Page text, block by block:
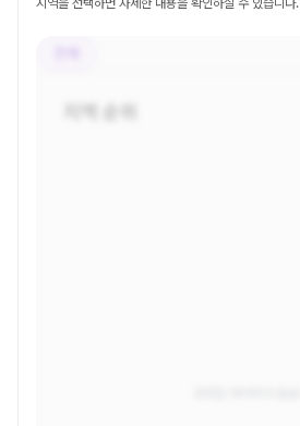
지역을 선택하면 자세한 내용을 확인하실 수 있습니다.